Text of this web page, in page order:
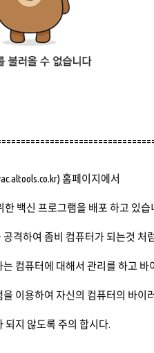
) 홈페이지에서
한 백신 프로그램을 배포 하고 있습
공격하여 좀비 컴퓨터가 되는것 처
컴퓨터에 대해서 관리를 하고
을 이용하여 자신의 컴퓨터의 바이
되지 않도록 주의 합시다.